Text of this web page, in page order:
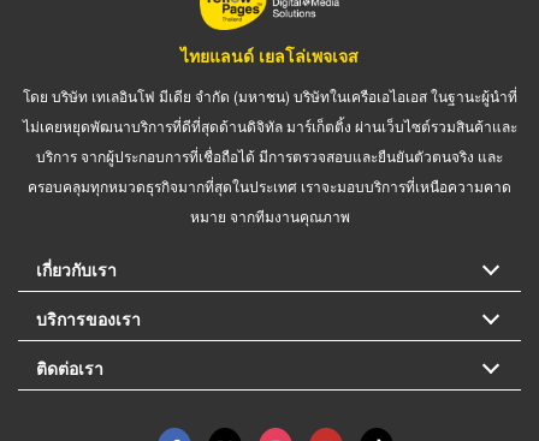
ไทยแลนด์ เยลโล่เพจเจส
โดย บริษัท เทเลอินโฟ มีเดีย จำกัด (มหาชน) บริษัทในเครือเอไอเอส ในฐานะผู้นำที่
ไม่เคยหยุดพัฒนาบริการที่ดีที่สุดด้านดิจิทัล มาร์เก็ตติ้ง ผ่านเว็บไซต์รวมสินค้าและ
บริการ จากผู้ประกอบการที่เชื่อถือได้ มีการตรวจสอบและยืนยันตัวตนจริง และ
ครอบคลุมทุกหมวดธุรกิจมากที่สุดในประเทศ เราจะมอบบริการที่เหนือความคาด
หมาย จากทีมงานคุณภาพ
เกี่ยวกับเรา
บริการของเรา
ติดต่อเรา